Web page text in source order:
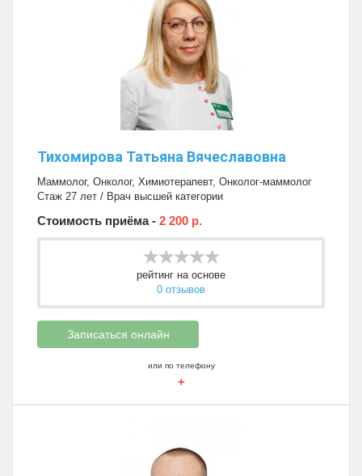
Тихомирова Татьяна Вячеславовна
Маммолог, Онколог, Химиотерапевт, Онколог-маммолог
Стаж 27 лет / Врач высшей категории
Стоимость приёма - 2 200 р.
рейтинг на основе
0 отзывов
Записаться онлайн
или по телефону
+